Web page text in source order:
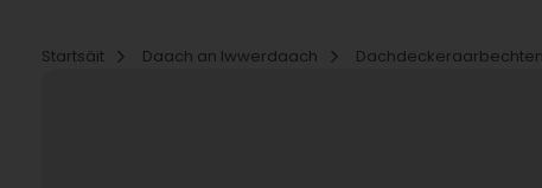
Startsäit
Daach an Iwwerdaach Dachdeckeraarbechten